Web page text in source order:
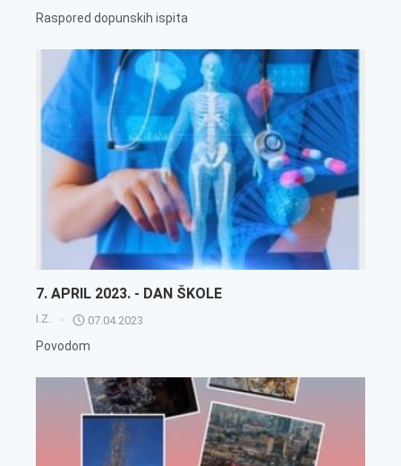
Raspored dopunskih ispita
7. APRIL 2023. - DAN ŠKOLE
I.Z. 07.04.2023
Povodom